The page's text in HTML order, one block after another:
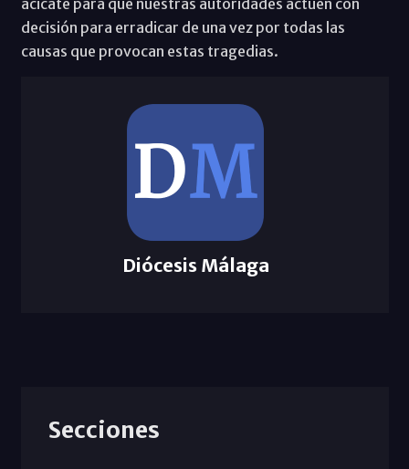
decisión para erradicar de una vez por todas las
causas que provocan estas tragedias.
Diócesis Málaga
Secciones